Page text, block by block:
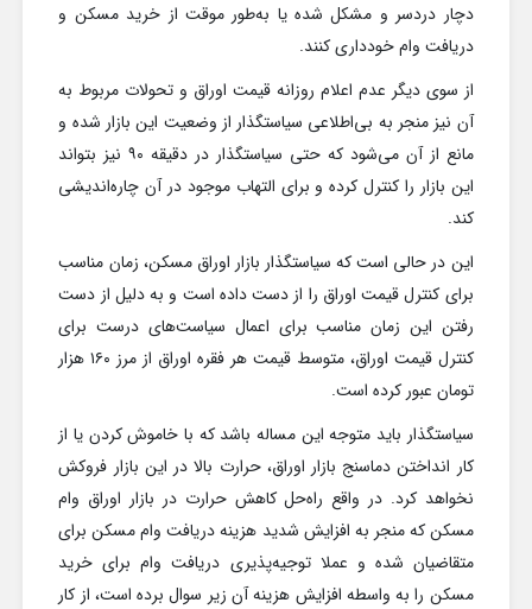
دچار دردسر و مشکل شده یا به‌طور موقت از خرید مسکن و
دریافت وام خودداری کنند.
از سوی دیگر عدم اعلام روزانه قیمت اوراق و تحولات مربوط به
آن نیز منجر به بی‌اطلاعی سیاستگذار از وضعیت این بازار شده و
مانع از آن می‌شود که حتی سیاستگذار در دقیقه ۹۰ نیز بتواند
این بازار را کنترل کرده و برای التهاب موجود در آن چاره‌اندیشی
کند.
این در حالی است که سیاستگذار بازار اوراق مسکن، زمان مناسب
برای کنترل قیمت اوراق را از دست داده است و به دلیل از دست
رفتن این زمان مناسب برای اعمال سیاست‌های درست برای
کنترل قیمت اوراق، متوسط قیمت هر فقره اوراق از مرز ۱۶۰ هزار
تومان عبور کرده است.
سیاستگذار باید متوجه این مساله باشد که با خاموش کردن یا از
کار انداختن دماسنج بازار اوراق، حرارت بالا در این بازار فروکش
نخواهد کرد. در واقع راه‌حل کاهش حرارت در بازار اوراق وام
مسکن که منجر به افزایش شدید هزینه دریافت وام مسکن برای
متقاضیان شده و عملا توجیه‌پذیری دریافت وام برای خرید
مسکن را به واسطه افزایش هزینه آن زیر سوال برده است، از کار